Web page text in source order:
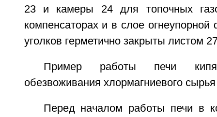
23 и камеры 24 для топочных
компенсаторах и в слое
уголков герметично закрыты листом
Пример работы печи
обезвоживания хлормагниевого сырья
Перед началом работы печи в